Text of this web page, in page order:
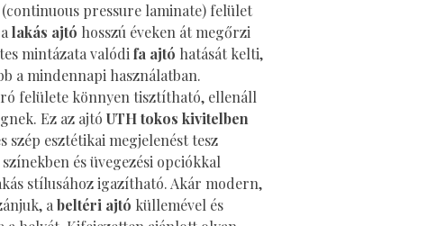
pressure laminate) felület
lakás ajtó hosszú éveken át megőrzi
mintázata valódifa ajtó hatását kelti,
a mindennapi használatban.
felülete könnyen tisztítható, ellenáll
Ez az ajtó UTH tokos kivitelben
szép esztétikai megjelenést tesz
és üvegezési opciókkal
stílusához igazítható. Akár modern,
abeltéri ajtó küllemével és